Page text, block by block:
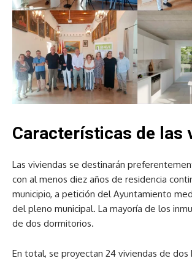
Características de las
Las viviendas se destinarán
con al menos diez años de residencia
municipio, a petición del Ayuntamiento
del pleno municipal. La mayoría de los
de dos dormitorios.
En total, se proyectan 24 viviendas de dos